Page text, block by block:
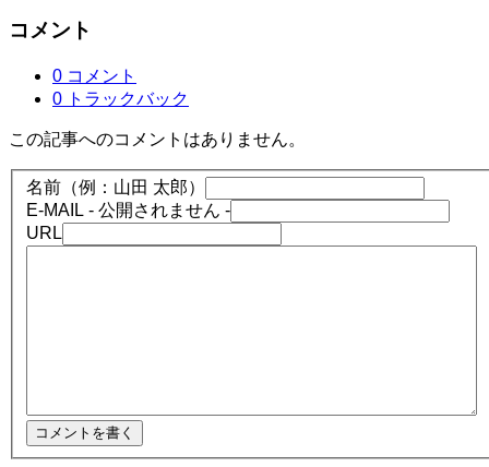
コメント
0 コメント
0 トラックバック
この記事へのコメントはありません。
名前（例：山田 太郎）
E-MAIL - 公開されません -
URL